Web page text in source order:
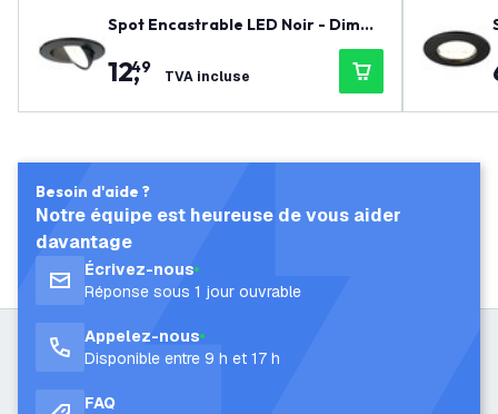
Spot Encastrable LED Noir - Dimm
able - IP65 - 5W - CCT - ø74mm - 5
ans de garantie - Convient pour la
salle de bain
12,
49 TVA incluse
Besoin d'aide ?
Notre équipe est heureuse de vous aider
davantage
Écrivez-nous
Réponse sous 1 jour ouvrable
Appelez-nous
Disponible entre 9 h et 17 h
FAQ